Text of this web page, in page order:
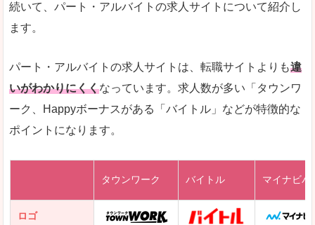
求人を含んだページを見てみる
薬キャリ(エムスリー)
ファーマキャリア
レバテックキャリア
DODAエンジニア IT
続いて、パート・アルバイトの求人サイトについて紹介し
ます。
パート・アルバイトの求人サイトは、転職サイトよりも違
いがわかりにくくなっています。求人数が多い「タウンワ
ーク、Happyボーナスがある「バイトル」などが特徴的な
ポイントになります。
タウンワーク バイトル マイナビバ
ロゴ